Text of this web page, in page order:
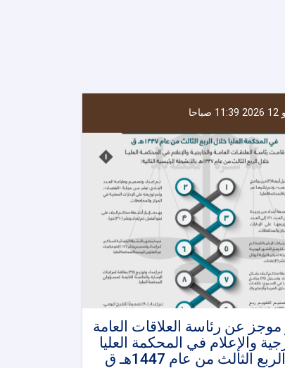
موجز عن رئاسة العلاقات العامة
والإعلام في المحكمة العليا
الثالث من عام 1447هـ ق